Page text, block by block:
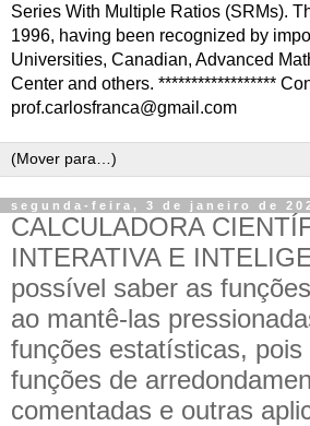
Series With Multiple Ratios (SRMs).
1996, having been recognized by
Universities, Canadian, Advanced
Center and others. ******************
prof.carlosfranca@gmail.com
segunda-feira, 3 de janeiro de
CALCULADORA
INTERATIVA E
possível saber as
ao mantê-las
funções estatísticas, pois
funções de
comentadas e outras